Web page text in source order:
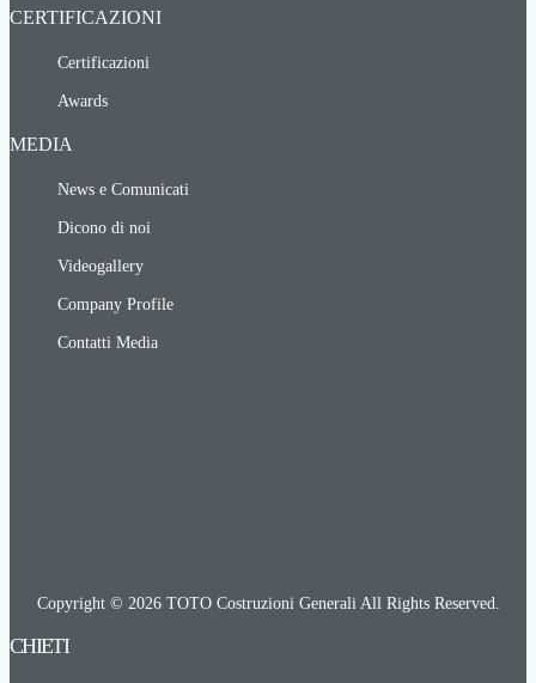
CERTIFICAZIONI
Certificazioni
Awards
MEDIA
News e Comunicati
Dicono di noi
Videogallery
Company Profile
Contatti Media
Copyright © 2026 TOTO Costruzioni Generali All Rights Reserved.
CHIETI​